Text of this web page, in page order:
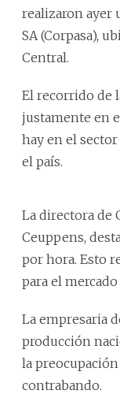
realizaron ayer
SA (Corpasa),
Central.
El recorrido de
justamente en
hay en el
el país.
La directora de
Ceuppens,
por hora. Esto
para el
La empresaria
producción
la
contrabando.